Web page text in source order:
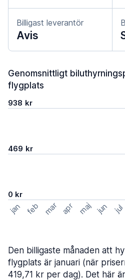
Billigast leverantör
Avis
Genomsnittligt
flygplats
938 kr
469 kr
0 kr
jan feb mar apr maj jun jul
Den billigaste månaden att
flygplats är januari (när
419,71 kr per dag). Det här